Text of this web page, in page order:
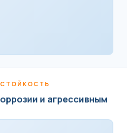
и агрессивным